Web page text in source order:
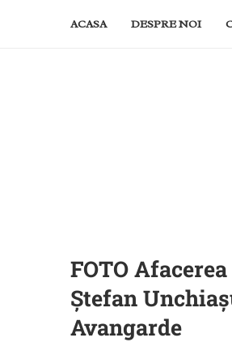
ACASA DESPRE NOI
FOTO
Ștefan
Avangarde